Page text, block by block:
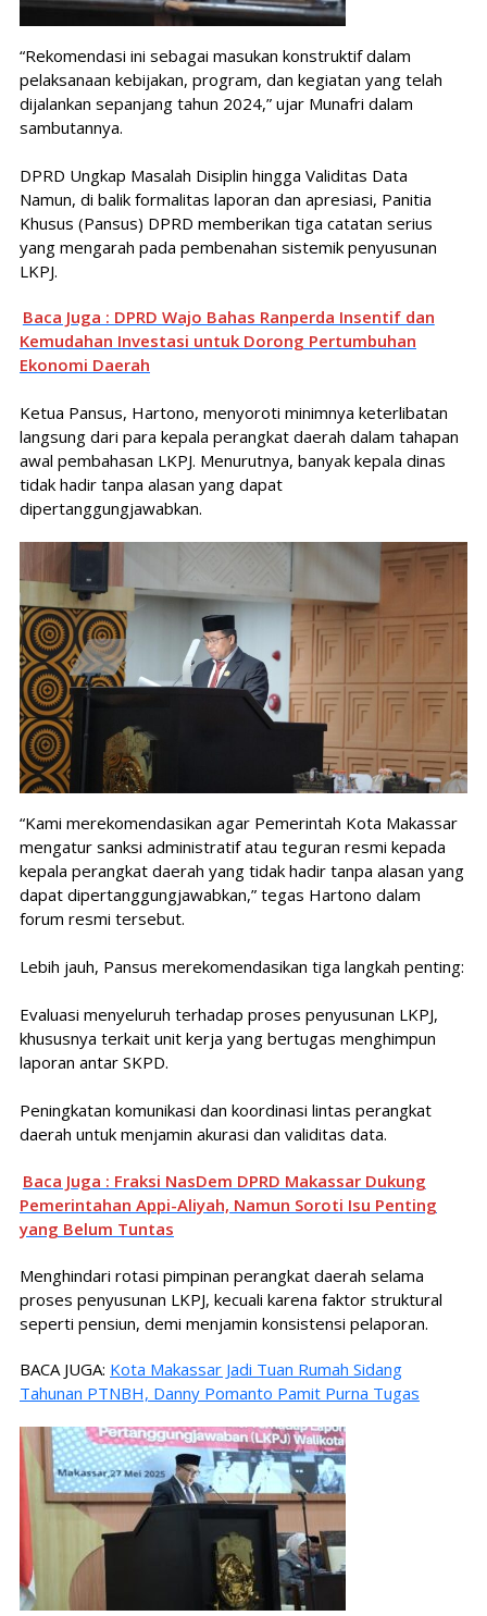
“Rekomendasi ini sebagai masukan konstruktif dalam
pelaksanaan kebijakan, program, dan kegiatan yang telah
dijalankan sepanjang tahun 2024,” ujar Munafri dalam
sambutannya.
DPRD Ungkap Masalah Disiplin hingga Validitas Data
Namun, di balik formalitas laporan dan apresiasi, Panitia
Khusus (Pansus) DPRD memberikan tiga catatan serius
yang mengarah pada pembenahan sistemik penyusunan
LKPJ.
Baca Juga : DPRD Wajo Bahas Ranperda Insentif dan
Kemudahan Investasi untuk Dorong Pertumbuhan
Ekonomi Daerah
Ketua Pansus, Hartono, menyoroti minimnya keterlibatan
langsung dari para kepala perangkat daerah dalam tahapan
awal pembahasan LKPJ. Menurutnya, banyak kepala dinas
tidak hadir tanpa alasan yang dapat
dipertanggungjawabkan.
“Kami merekomendasikan agar Pemerintah Kota Makassar
mengatur sanksi administratif atau teguran resmi kepada
kepala perangkat daerah yang tidak hadir tanpa alasan yang
dapat dipertanggungjawabkan,” tegas Hartono dalam
forum resmi tersebut.
Lebih jauh, Pansus merekomendasikan tiga langkah penting:
Evaluasi menyeluruh terhadap proses penyusunan LKPJ,
khususnya terkait unit kerja yang bertugas menghimpun
laporan antar SKPD.
Peningkatan komunikasi dan koordinasi lintas perangkat
daerah untuk menjamin akurasi dan validitas data.
Baca Juga : Fraksi NasDem DPRD Makassar Dukung
Pemerintahan Appi-Aliyah, Namun Soroti Isu Penting
yang Belum Tuntas
Menghindari rotasi pimpinan perangkat daerah selama
proses penyusunan LKPJ, kecuali karena faktor struktural
seperti pensiun, demi menjamin konsistensi pelaporan.
BACA JUGA: Kota Makassar Jadi Tuan Rumah Sidang
Tahunan PTNBH, Danny Pomanto Pamit Purna Tugas